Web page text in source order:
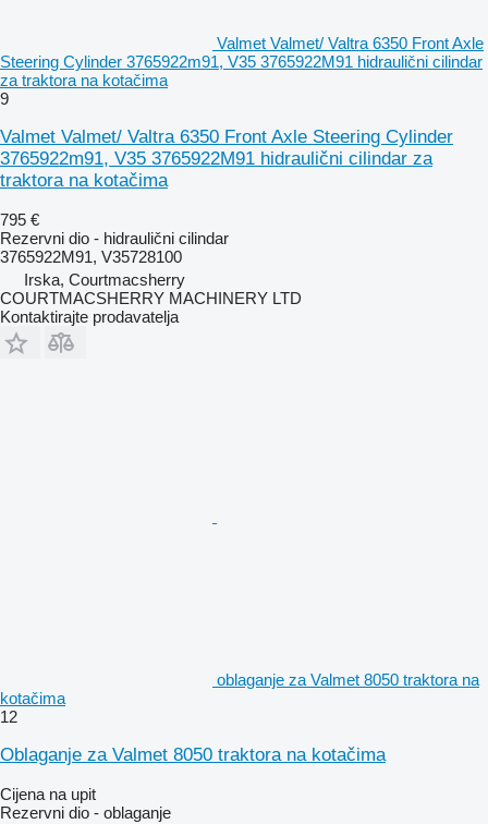
Valmet Valmet/ Valtra 6350 Front Axle
Steering Cylinder 3765922m91, V35 3765922M91 hidraulični cilindar
za traktora na kotačima
9
Valmet Valmet/ Valtra 6350 Front Axle Steering Cylinder
3765922m91, V35 3765922M91 hidraulični cilindar za
traktora na kotačima
795 €
Rezervni dio - hidraulični cilindar
3765922M91, V35728100
Irska, Courtmacsherry
COURTMACSHERRY MACHINERY LTD
Kontaktirajte prodavatelja
oblaganje za Valmet 8050 traktora na
kotačima
12
Oblaganje za Valmet 8050 traktora na kotačima
Cijena na upit
Rezervni dio - oblaganje